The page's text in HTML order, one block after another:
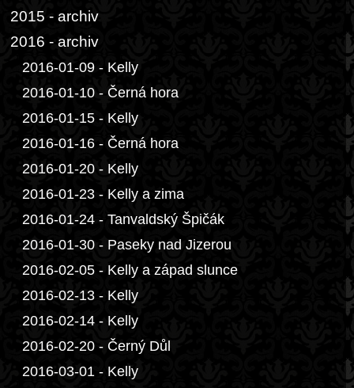
2015 - archiv
2016 - archiv
2016-01-09 - Kelly
2016-01-10 - Černá hora
2016-01-15 - Kelly
2016-01-16 - Černá hora
2016-01-20 - Kelly
2016-01-23 - Kelly a zima
2016-01-24 - Tanvaldský Špičák
2016-01-30 - Paseky nad Jizerou
2016-02-05 - Kelly a západ slunce
2016-02-13 - Kelly
2016-02-14 - Kelly
2016-02-20 - Černý Důl
2016-03-01 - Kelly